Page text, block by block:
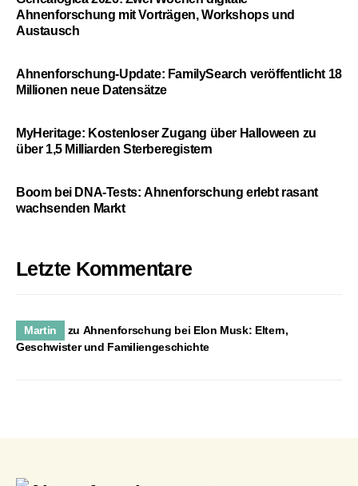
Ahnenforschung mit Vorträgen, Workshops und
Austausch
Ahnenforschung-Update: FamilySearch veröffentlicht 18
Millionen neue Datensätze
MyHeritage: Kostenloser Zugang über Halloween zu
über 1,5 Milliarden Sterberegistern
Boom bei DNA-Tests: Ahnenforschung erlebt rasant
wachsenden Markt
Letzte Kommentare
Martin zu Ahnenforschung bei Elon Musk: Eltern,
Geschwister und Familiengeschichte